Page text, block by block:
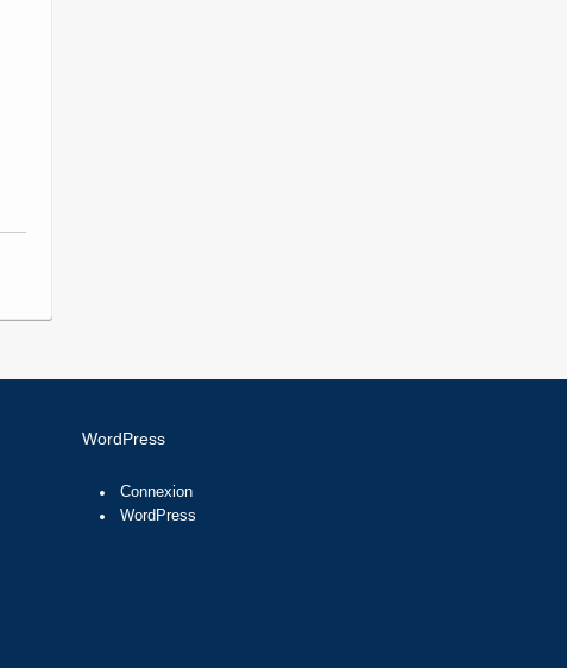
WordPress
Connexion
WordPress